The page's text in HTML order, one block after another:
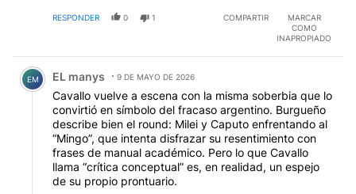
Como eso sería violar un dogma de la derecha
("honrar la deuda") todos los gobiernos de derecha
RESPONDER 0 1 COMPARTIR
MARCAR
COMO
INAPROPIADO
Comentario de EL manys.
EM EL manys 9 DE MAYO DE 2026
Cavallo vuelve a escena con la misma soberbia que lo
convirtió en símbolo del fracaso argentino. Burgueño
describe bien el round: Milei y Caputo enfrentando al
“Mingo”, que intenta disfrazar su resentimiento con
frases de manual académico. Pero lo que Cavallo
llama “crítica conceptual” es, en realidad, un espejo
de su propio prontuario.